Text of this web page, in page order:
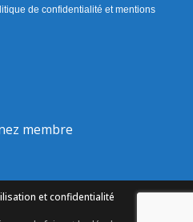
de confidentialité et mentions
membre
et confidentialité